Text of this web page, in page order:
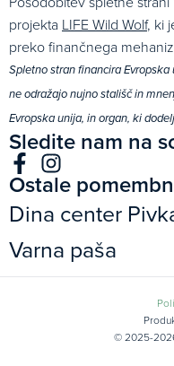
projekta LIFE Wild Wolf, ki
preko finančnega
Spletno stran financira
ne odražajo nujno stališč in
Evropska unija, in organ, ki
Sledite nam na
Ostale
Dina center
Varna paša
© 2025-